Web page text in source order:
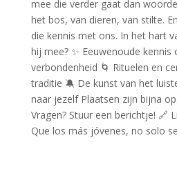
Que los más jóvenes, no solo